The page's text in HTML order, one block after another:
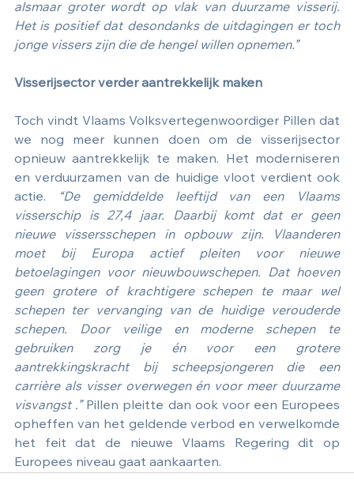
alsmaar groter wordt op vlak van duurzame visserij.
Het is positief dat desondanks de uitdagingen er toch
jonge vissers zijn die de hengel willen opnemen.”
Visserijsector verder aantrekkelijk maken
Toch vindt Vlaams Volksvertegenwoordiger Pillen dat
we nog meer kunnen doen om de visserijsector
opnieuw aantrekkelijk te maken. Het moderniseren
en verduurzamen van de huidige vloot verdient ook
actie.
“De gemiddelde leeftijd van een Vlaams
visserschip is 27,4 jaar. Daarbij komt dat er geen
nieuwe vissersschepen in opbouw zijn. Vlaanderen
moet bij Europa actief pleiten voor nieuwe
betoelagingen voor nieuwbouwschepen. Dat hoeven
geen grotere of krachtigere schepen te maar wel
schepen ter vervanging van de huidige verouderde
schepen. Door veilige en moderne schepen te
gebruiken zorg je én voor een grotere
aantrekkingskracht bij scheepsjongeren die een
carrière als visser overwegen én voor meer duurzame
visvangst .” Pillen pleitte dan ook voor een Europees
opheffen van het geldende verbod en verwelkomde
het feit dat de nieuwe Vlaams Regering dit op
Europees niveau gaat aankaarten.